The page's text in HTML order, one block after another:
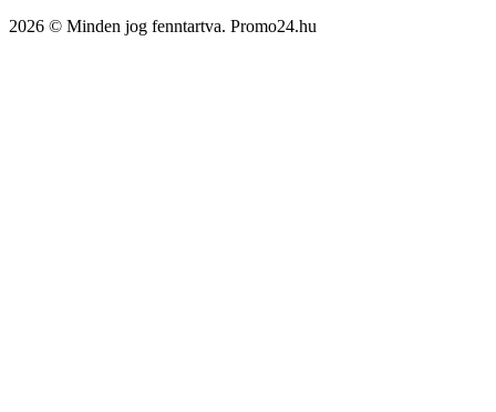
2026 © Minden jog fenntartva. Promo24.hu